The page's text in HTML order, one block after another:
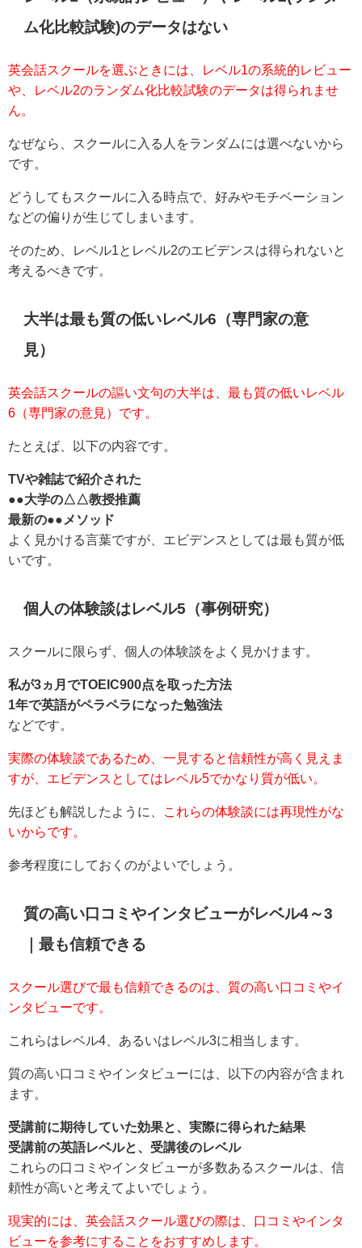
ム化比較試験)のデータはない
英会話スクールを選ぶときには、レベル1の系統的レビュー
や、レベル2のランダム化比較試験のデータは得られませ
ん。
なぜなら、スクールに入る人をランダムには選べないから
です。
どうしてもスクールに入る時点で、好みやモチベーション
などの偏りが生じてしまいます。
そのため、レベル1とレベル2のエビデンスは得られないと
考えるべきです。
大半は最も質の低いレベル6（専門家の意
見）
英会話スクールの謳い文句の大半は、最も質の低いレベル
6（専門家の意見）です。
たとえば、以下の内容です。
TVや雑誌で紹介された
●●大学の△△教授推薦
最新の●●メソッド
よく見かける言葉ですが、エビデンスとしては最も質が低
いです。
個人の体験談はレベル5（事例研究）
スクールに限らず、個人の体験談をよく見かけます。
私が3ヵ月でTOEIC900点を取った方法
1年で英語がペラペラになった勉強法
などです。
実際の体験談であるため、一見すると信頼性が高く見えま
すが、エビデンスとしてはレベル5でかなり質が低い。
先ほども解説したように、
これらの体験談には再現性がな
いからです。
参考程度にしておくのがよいでしょう。
質の高い口コミやインタビューがレベル4～3
｜最も信頼できる
スクール選びで最も信頼できるのは、質の高い口コミやイ
ンタビューです。
これらはレベル4、あるいはレベル3に相当します。
質の高い口コミやインタビューには、以下の内容が含まれ
ます。
受講前に期待していた効果と、実際に得られた結果
受講前の英語レベルと、受講後のレベル
これらの口コミやインタビューが多数あるスクールは、信
頼性が高いと考えてよいでしょう。
現実的には、英会話スクール選びの際は、口コミやインタ
ビューを参考にすることをおすすめします。